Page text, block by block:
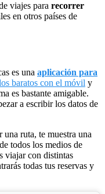
viajes para recorrer
en otros países de
es una aplicación para
baratos con el móvil y
es bastante amigable.
a escribir los datos de
ruta, te muestra una
de todos los medios de
viajar con distintas
todas tus reservas y